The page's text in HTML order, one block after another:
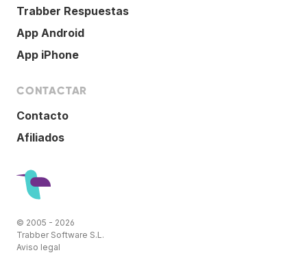
Trabber Respuestas
App Android
App iPhone
CONTACTAR
Contacto
Afiliados
© 2005 - 2026
Trabber Software S.L.
Aviso legal